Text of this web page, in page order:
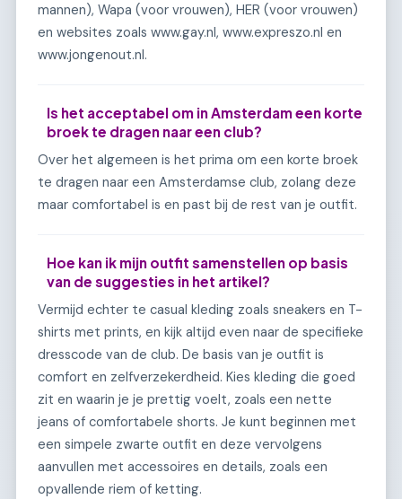
mannen), Wapa (voor vrouwen), HER (voor vrouwen)
en websites zoals www.gay.nl, www.expreszo.nl en
www.jongenout.nl.
Is het acceptabel om in Amsterdam een korte
broek te dragen naar een club?
Over het algemeen is het prima om een korte broek
te dragen naar een Amsterdamse club, zolang deze
maar comfortabel is en past bij de rest van je outfit.
Hoe kan ik mijn outfit samenstellen op basis
van de suggesties in het artikel?
Vermijd echter te casual kleding zoals sneakers en T-
shirts met prints, en kijk altijd even naar de specifieke
dresscode van de club. De basis van je outfit is
comfort en zelfverzekerdheid. Kies kleding die goed
zit en waarin je je prettig voelt, zoals een nette
jeans of comfortabele shorts. Je kunt beginnen met
een simpele zwarte outfit en deze vervolgens
aanvullen met accessoires en details, zoals een
opvallende riem of ketting.